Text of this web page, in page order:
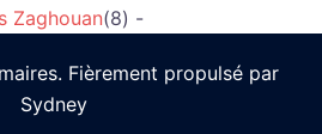
Zaghouan(8) -
Fièrement propulsé par
Sydney